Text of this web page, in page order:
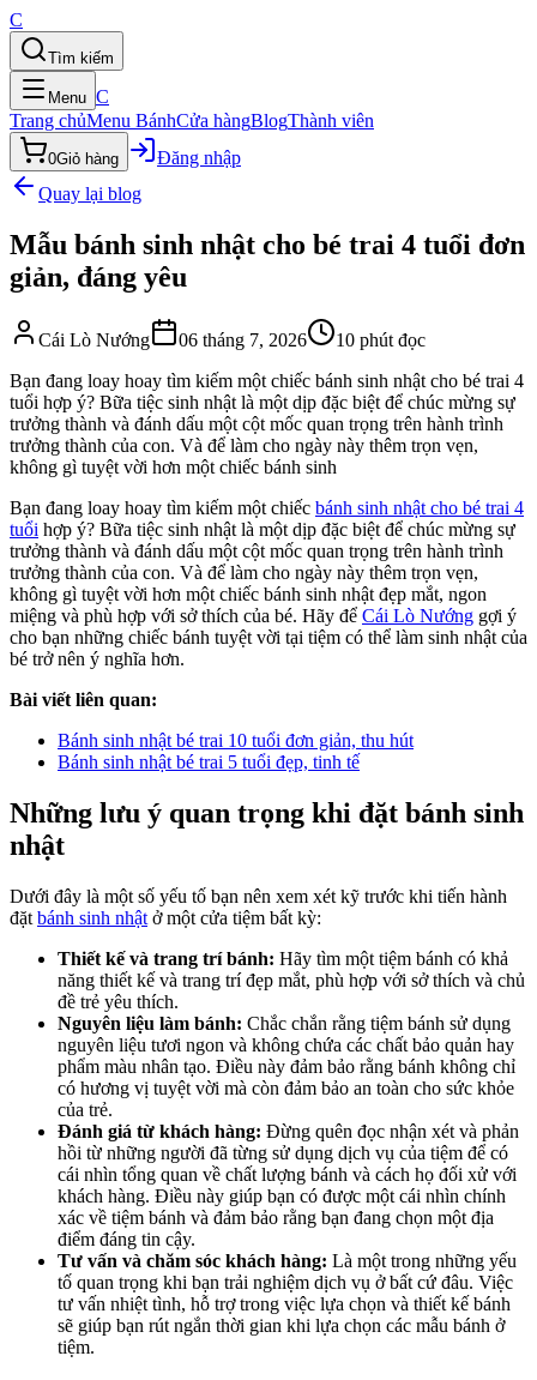
C
Tìm kiếm
Menu C
Trang chủMenu BánhCửa hàngBlogThành viên
0Giỏ hàng
Đăng nhập
Quay lại blog
Mẫu bánh sinh nhật cho bé trai 4 tuổi đơn
giản, đáng yêu
Cái Lò Nướng 06 tháng 7, 2026 10 phút đọc
Bạn đang loay hoay tìm kiếm một chiếc bánh sinh nhật cho bé trai 4
tuổi hợp ý? Bữa tiệc sinh nhật là một dịp đặc biệt để chúc mừng sự
trưởng thành và đánh dấu một cột mốc quan trọng trên hành trình
trưởng thành của con. Và để làm cho ngày này thêm trọn vẹn,
không gì tuyệt vời hơn một chiếc bánh sinh
Bạn đang loay hoay tìm kiếm một chiếc bánh sinh nhật cho bé trai 4
tuổi hợp ý? Bữa tiệc sinh nhật là một dịp đặc biệt để chúc mừng sự
trưởng thành và đánh dấu một cột mốc quan trọng trên hành trình
trưởng thành của con. Và để làm cho ngày này thêm trọn vẹn,
không gì tuyệt vời hơn một chiếc bánh sinh nhật đẹp mắt, ngon
miệng và phù hợp với sở thích của bé. Hãy để Cái Lò Nướng gợi ý
cho bạn những chiếc bánh tuyệt vời tại tiệm có thể làm sinh nhật của
bé trở nên ý nghĩa hơn.
Bài viết liên quan:
Bánh sinh nhật bé trai 10 tuổi đơn giản, thu hút
Bánh sinh nhật bé trai 5 tuổi đẹp, tinh tế
Những lưu ý quan trọng khi đặt bánh sinh
nhật
Dưới đây là một số yếu tố bạn nên xem xét kỹ trước khi tiến hành
đặt bánh sinh nhật ở một cửa tiệm bất kỳ:
Thiết kế và trang trí bánh: Hãy tìm một tiệm bánh có khả
năng thiết kế và trang trí đẹp mắt, phù hợp với sở thích và chủ
đề trẻ yêu thích.
Nguyên liệu làm bánh: Chắc chắn rằng tiệm bánh sử dụng
nguyên liệu tươi ngon và không chứa các chất bảo quản hay
phẩm màu nhân tạo. Điều này đảm bảo rằng bánh không chỉ
có hương vị tuyệt vời mà còn đảm bảo an toàn cho sức khỏe
của trẻ.
Đánh giá từ khách hàng: Đừng quên đọc nhận xét và phản
hồi từ những người đã từng sử dụng dịch vụ của tiệm để có
cái nhìn tổng quan về chất lượng bánh và cách họ đối xử với
khách hàng. Điều này giúp bạn có được một cái nhìn chính
xác về tiệm bánh và đảm bảo rằng bạn đang chọn một địa
điểm đáng tin cậy.
Tư vấn và chăm sóc khách hàng: Là một trong những yếu
tố quan trọng khi bạn trải nghiệm dịch vụ ở bất cứ đâu. Việc
tư vấn nhiệt tình, hỗ trợ trong việc lựa chọn và thiết kế bánh
sẽ giúp bạn rút ngắn thời gian khi lựa chọn các mẫu bánh ở
tiệm.